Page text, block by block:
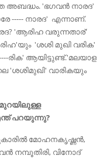
'ഭഗവൻ നാരദ'
----- നാരദ' എന്നാണ്.
'ആരിഹ വരുന്നതാര്'
'ശശി മുഖി വരിക'
രിക' ആയിട്ടുണ്ട്‌.'മലയാള
'ശശിമുഖി' വാരികയും
പറയുന്നു?
മോഹനകൃഷ്ണൻ,
നമ്പൂതിരി, വിനോദ്